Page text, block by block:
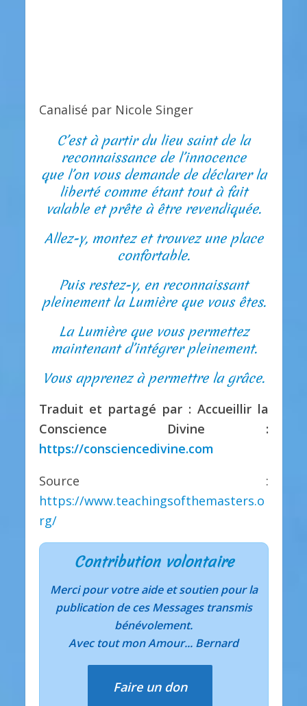
Canalisé par Nicole Singer
C’est à partir du lieu saint de la
reconnaissance de l’innocence
que l’on vous demande de déclarer la
liberté comme étant tout à fait
valable et prête à être revendiquée.
Allez-y, montez et trouvez une place
confortable.
Puis restez-y, en reconnaissant
pleinement la Lumière que vous êtes.
La Lumière que vous permettez
maintenant d’intégrer pleinement.
Vous apprenez à permettre la grâce.
Traduit et partagé par : Accueillir la
Conscience Divine :
https://consciencedivine.com
Source :
https://www.teachingsofthemasters.o
rg/
Contribution volontaire
Merci pour votre aide et soutien pour la
publication de ces Messages transmis
bénévolement.
Avec tout mon Amour... Bernard
Faire un don